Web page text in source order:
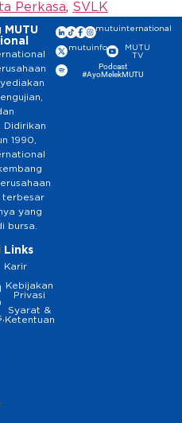
Perkasa, SVLK
Didirikan
1990,
terbesar
yang
bursa.
Links
Karir
Kebijakan
Privasi
Syarat &
Ketentuan
mutuinternational
mutuinfo
MUTU
TV
Podcast
#AyoMelekMUTU